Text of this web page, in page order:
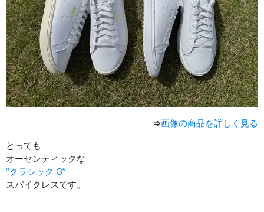
⇒画像の商品を詳しく見る
とっても
オーセンティックな
“クラシック G”
スパイクレスです。